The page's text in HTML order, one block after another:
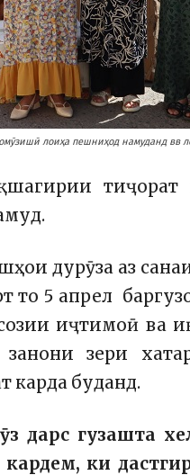
лоиҳа пешниҳод намуданд вв
дурӯза аз
5 апрел
иҷтимоӣ ва
занони зери
карда буданд.
дарс гузашта
ки